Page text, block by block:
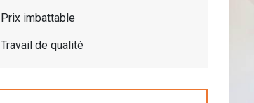
Prix imbattable
Travail de qualité